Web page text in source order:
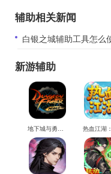
辅助相关新闻
白银之城辅助工具怎么
新游辅助
地下城与勇士M辅助